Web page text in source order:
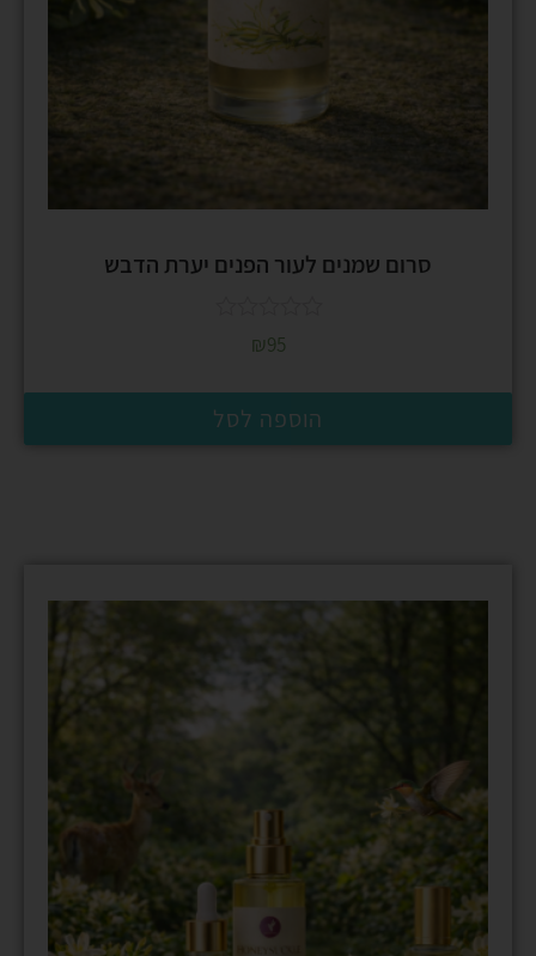
סרום שמנים לעור הפנים יערת הדבש
₪95
הוספה לסל